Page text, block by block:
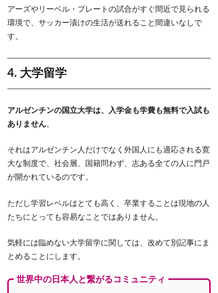
アーズやリーベル・プレートの試合がすぐ間近で見られる
環境で、サッカー漬けの生活が送れること間違いなしで
す。
4. 大学留学
アルゼンチンの国立大学は、入学金も学費も無料で入試も
ありません。
それはアルゼンチン人だけでなく外国人にも適応される寛
大な制度で、社会層、国籍問わず、志ある全ての人に門戸
が開かれているのです。
ただし学習レベルはとても高く、卒業することは現地の人
たちにとっても容易なことではありません。
気軽には臨めない大学留学に関しては、改めて別記事にま
とめることにします。
世界中の日本人と繋がるコミュニティ